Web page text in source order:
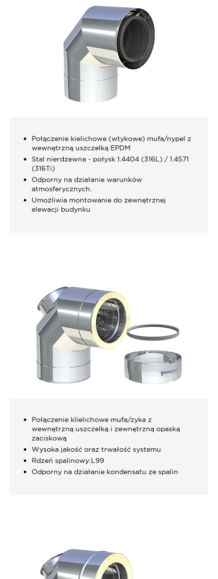
Połączenie kielichowe (wtykowe) mufa/nypel z
wewnętrzną uszczelką EPDM
Stal nierdzewna - połysk 1.4404 (316L) / 1.4571
(316Ti)
Odporny na działanie warunków
atmosferycznych.
Umożliwia montowanie do zewnętrznej
elewacji budynku
Połączenie klielichowe mufa/zyka z
wewnętrzną uszczelką i zewnętrzną opaską
zaciskową
Wysoka jakość oraz trwałość systemu
Rdzeń spalinowy:L99
Odporny na działanie kondensatu ze spalin